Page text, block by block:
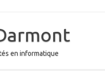
en informatique